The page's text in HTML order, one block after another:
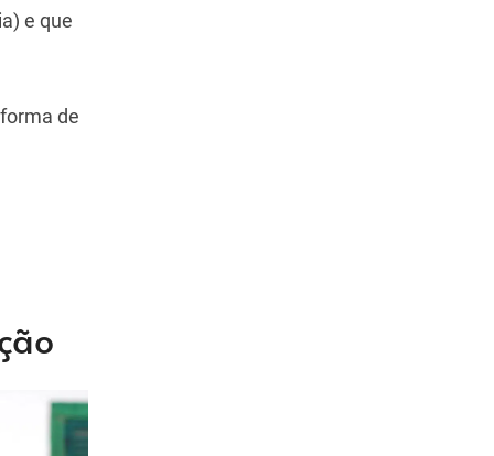
e que
de